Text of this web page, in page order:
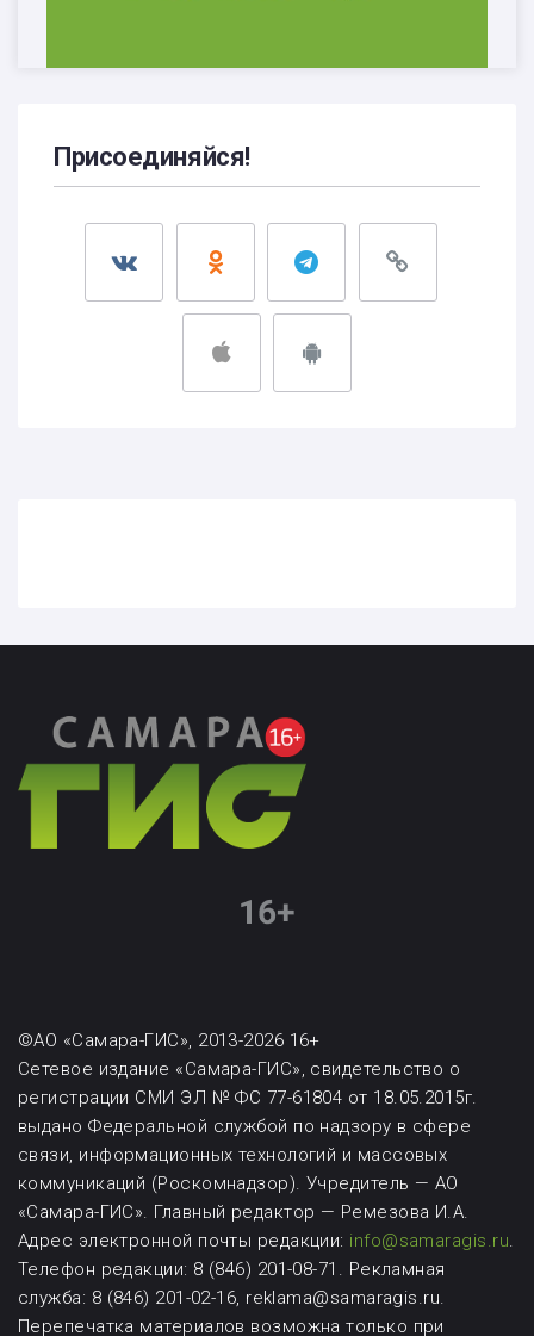
Присоединяйся!
©АО «Самара-ГИС», 2013-2026 16+
Сетевое издание «Самара-ГИС», свидетельство о
регистрации СМИ ЭЛ № ФС 77-61804 от 18.05.2015г.
выдано Федеральной службой по надзору в сфере
связи, информационных технологий и массовых
коммуникаций (Роскомнадзор). Учредитель — АО
«Самара-ГИС». Главный редактор — Ремезова И.А.
Адрес электронной почты редакции: info@samaragis.ru.
Телефон редакции: 8 (846) 201-08-71. Рекламная
служба: 8 (846) 201-02-16, reklama@samaragis.ru.
Перепечатка материалов возможнатолько при